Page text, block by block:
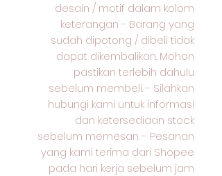
desain / motif dalam kolom
keterangan - Barang yang
sudah dipotong / dibeli tidak
dapat dikembalikan. Mohon
pastikan terlebih dahulu
sebelum membeli. - Silahkan
hubungi kami untuk informasi
dan ketersediaan stock
sebelum memesan. - Pesanan
yang kami terima dari Shopee
pada hari kerja sebelum jam